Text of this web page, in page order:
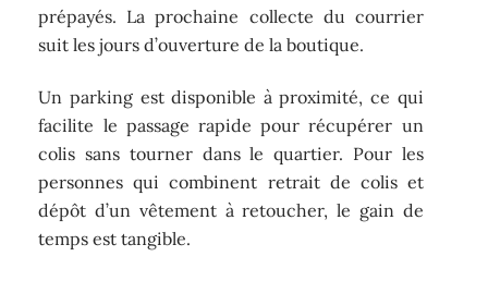
prépayés. La prochaine collecte du courrier
suit les jours d’ouverture de la boutique.
Un parking est disponible à proximité, ce qui
facilite le passage rapide pour récupérer un
colis sans tourner dans le quartier. Pour les
personnes qui combinent retrait de colis et
dépôt d’un vêtement à retoucher, le gain de
temps est tangible.